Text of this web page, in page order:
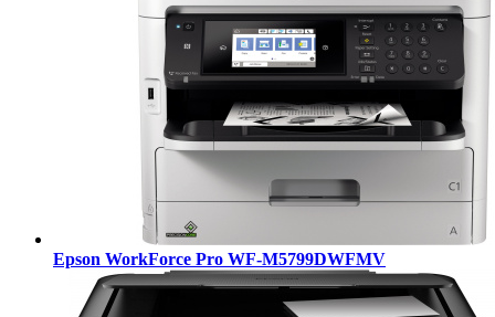
Epson WorkForce Pro WF-M5799DWFMV